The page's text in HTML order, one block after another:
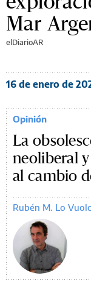
Mar
elDiarioAR
16 de enero de
Opinión
La
neoliberal
al cambio
Rubén M. Lo